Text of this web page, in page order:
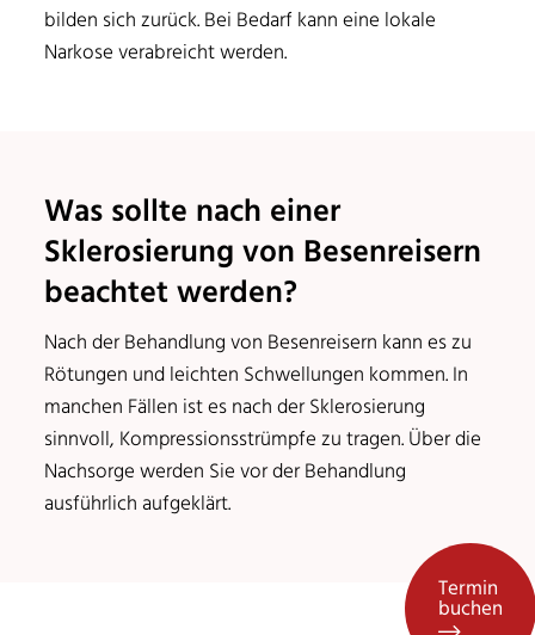
bilden sich zurück. Bei Bedarf kann eine lokale
Narkose verabreicht werden.
Was sollte nach einer
Sklerosierung von Besenreisern
beachtet werden?
Nach der Behandlung von Besenreisern kann es zu
Rötungen und leichten Schwellungen kommen. In
manchen Fällen ist es nach der Sklerosierung
sinnvoll, Kompressionsstrümpfe zu tragen. Über die
Nachsorge werden Sie vor der Behandlung
ausführlich aufgeklärt.
Termin
buchen